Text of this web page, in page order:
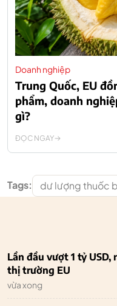
Doanh nghiệp
Trung Quốc, EU
phẩm, doanh
gì?
ĐỌC NGAY
Tags: dư lượng thuốc
Lần đầu vượt 1 tỷ
thị trường EU
vừa xong